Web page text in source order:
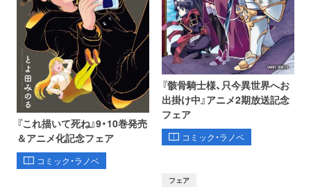
『これ描いて死ね』9・10巻発売
＆アニメ化記念フェア
コミック・ラノベ
『骸骨騎士様、只今異世界へお
出掛け中』アニメ2期放送記念
フェア
コミック・ラノベ
フェア